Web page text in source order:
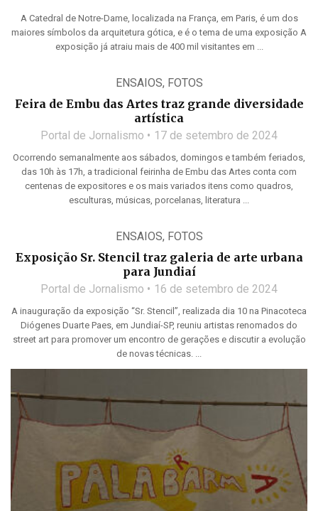
A Catedral de Notre-Dame, localizada na França, em Paris, é um dos
maiores símbolos da arquitetura gótica, e é o tema de uma exposição A
exposição já atraiu mais de 400 mil visitantes em ...
ENSAIOS, FOTOS
Feira de Embu das Artes traz grande diversidade
artística
Portal de Jornalismo 17 de setembro de 2024
Ocorrendo semanalmente aos sábados, domingos e também feriados,
das 10h às 17h, a tradicional feirinha de Embu das Artes conta com
centenas de expositores e os mais variados itens como quadros,
esculturas, músicas, porcelanas, literatura ...
ENSAIOS, FOTOS
Exposição Sr. Stencil traz galeria de arte urbana
para Jundiaí
Portal de Jornalismo 16 de setembro de 2024
A inauguração da exposição “Sr. Stencil”, realizada dia 10 na Pinacoteca
Diógenes Duarte Paes, em Jundiaí-SP, reuniu artistas renomados do
street art para promover um encontro de gerações e discutir a evolução
de novas técnicas. ...